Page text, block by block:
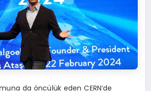
da öncülük eden CERN’de